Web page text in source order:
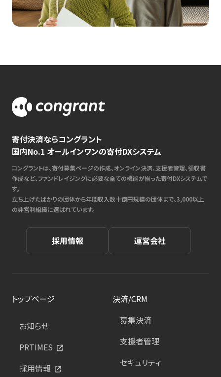
寄付決済ならコングラント
国内No.1 オールインワンの寄付DXシステム
コングラントは、寄付募集ページの作成、オンライン決済、支援者管理、領収書
作成など、ファンドレイジングに必要な全ての機能が揃った寄付DXシステムで
す。
立ち上げたばかりの団体から年間収入数十億円規模の団体まで、3,000以上
の非営利組織に選ばれています。
採用情報 運営会社
トップページ
お知らせ
PRTIMES
採用情報
決済/CRM
募集決済
支援者管理
セキュリティ